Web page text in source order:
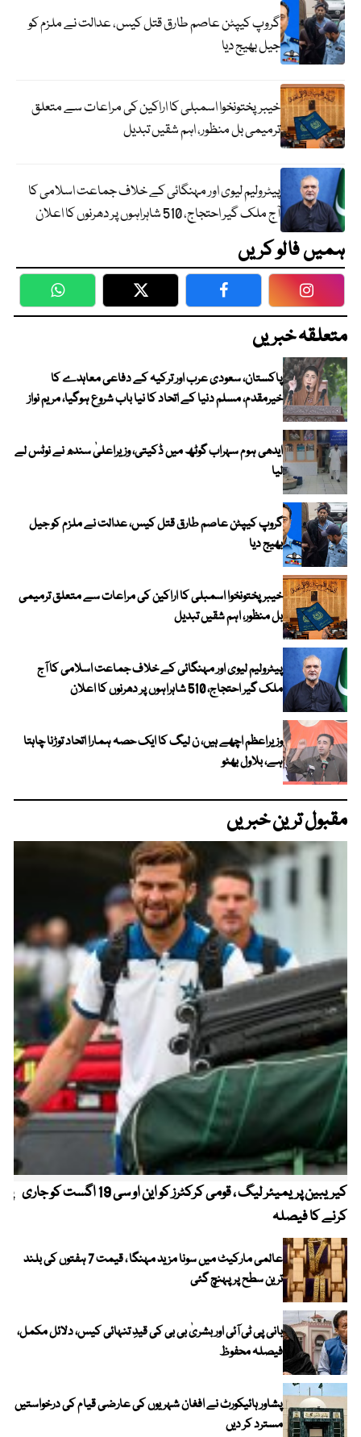
گروپ کیپٹن عاصم طارق قتل کیس، عدالت نے ملزم کو
جیل بھیج دیا
خیبرپختونخوا اسمبلی کا اراکین کی مراعات سے متعلق
ترمیمی بل منظور، اہم شقیں تبدیل
پیٹرولیم لیوی اور مہنگائی کے خلاف جماعت اسلامی کا
آج ملک گیر احتجاج، 510 شاہراہوں پر دھرنوں کا اعلان
ہمیں فالو کریں
WhatsApp Twitter Facebook
متعلقہ خبریں
پاکستان، سعودی عرب اور ترکیہ کے دفاعی معاہدے کا
خیرمقدم، مسلم دنیا کے اتحاد کا نیا باب شروع ہوگیا، مریم نواز
ایدھی ہوم سہراب گوٹھ میں ڈکیتی، وزیراعلیٰ سندھ نے نوٹس لے
لیا
گروپ کیپٹن عاصم طارق قتل کیس، عدالت نے ملزم کو جیل
بھیج دیا
خیبرپختونخوا اسمبلی کا اراکین کی مراعات سے متعلق ترمیمی
بل منظور، اہم شقیں تبدیل
پیٹرولیم لیوی اور مہنگائی کے خلاف جماعت اسلامی کا آج
ملک گیر احتجاج، 510 شاہراہوں پر دھرنوں کا اعلان
وزیراعظم اچھے ہیں، ن لیگ کا ایک حصہ ہمارا اتحاد توڑنا چاہتا
ہے، بلاول بھٹو
مقبول ترین خبریں
کیریبین پریمیئر لیگ ، قومی کرکٹرز کو این او سی 19 اگست کو جاری
کرنے کا فیصلہ
عالمی مارکیٹ میں سونا مزید مہنگا ، قیمت 7 ہفتوں کی بلند
ترین سطح پر پہنچ گئی
بانی پی ٹی آئی اور بشریٰ بی بی کی قیدِ تنہائی کیس، دلائل مکمل،
فیصلہ محفوظ
پشاور ہائیکورٹ نے افغان شہریوں کی عارضی قیام کی درخواستیں
مسترد کر دیں